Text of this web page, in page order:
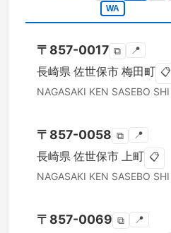
WA
〒 857-0017 ⧉ 📍
長崎県 佐世保市 梅田町 📋
NAGASAKI KEN SASEBO SHI
〒 857-0058 ⧉ 📍
長崎県 佐世保市 上町 📋
NAGASAKI KEN SASEBO SHI
〒 857-0069 ⧉ 📍